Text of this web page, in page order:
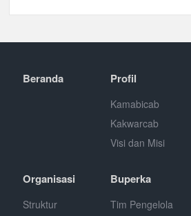
Beranda Profil
Kamabicab
Kakwarcab
Visi dan Misi
Organisasi
Struktur
Buperka
Tim Pengelola